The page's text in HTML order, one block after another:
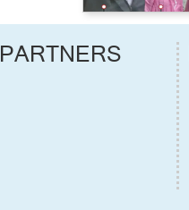
PARTNERS